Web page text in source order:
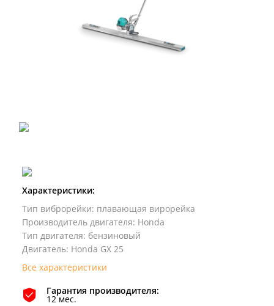
Характеристики:
Тип виброрейки: плавающая вирорейка
Производитель двигателя: Honda
Тип двигателя: бензиновый
Двигатель: Honda GX 25
Все характеристики
Гарантия производителя:
12 мес.